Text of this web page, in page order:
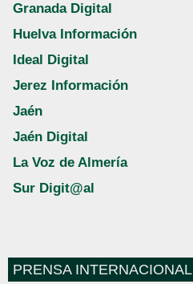
Granada Digital
Huelva Información
Ideal Digital
Jerez Información
Jaén
Jaén Digital
La Voz de Almería
Sur Digit@al
PRENSA INTERNACIONAL